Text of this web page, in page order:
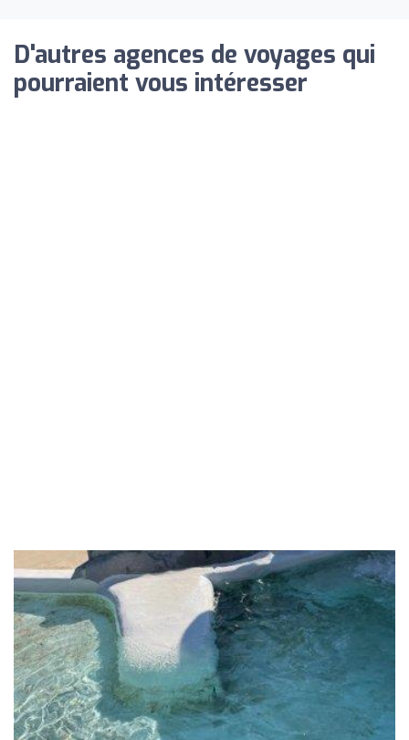
D'autres agences de voyages qui
pourraient vous intéresser